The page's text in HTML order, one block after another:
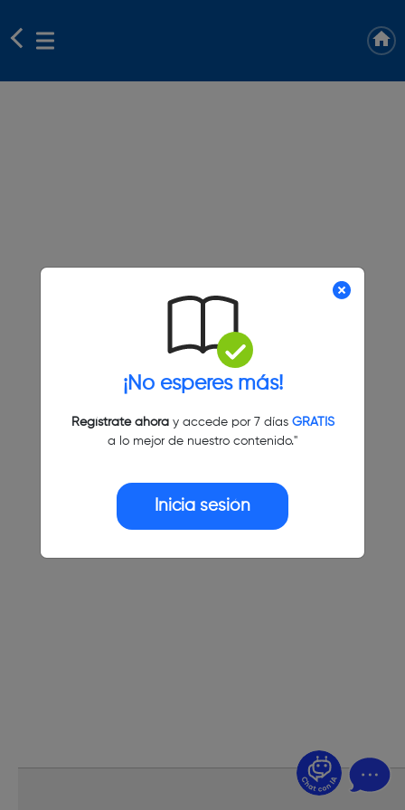
¡No esperes más!
Regístrate ahoray accede por 7 días GRATIS
a lo mejor de nuestro contenido."
Inicia sesión